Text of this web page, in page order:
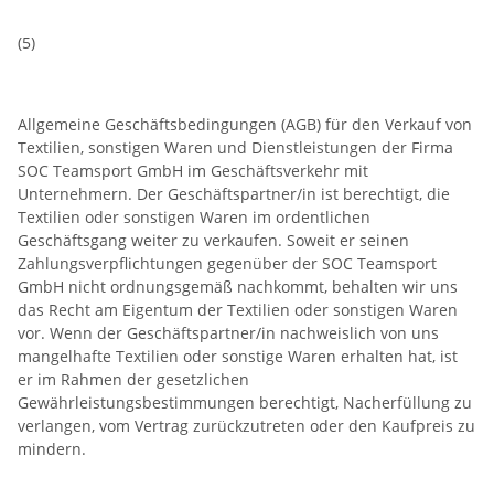
(5)
Allgemeine Geschäftsbedingungen (AGB) für den Verkauf von
Textilien, sonstigen Waren und Dienstleistungen der Firma
SOC Teamsport GmbH im Geschäftsverkehr mit
Unternehmern. Der Geschäftspartner/in ist berechtigt, die
Textilien oder sonstigen Waren im ordentlichen
Geschäftsgang weiter zu verkaufen. Soweit er seinen
Zahlungsverpflichtungen gegenüber der SOC Teamsport
GmbH nicht ordnungsgemäß nachkommt, behalten wir uns
das Recht am Eigentum der Textilien oder sonstigen Waren
vor. Wenn der Geschäftspartner/in nachweislich von uns
mangelhafte Textilien oder sonstige Waren erhalten hat, ist
er im Rahmen der gesetzlichen
Gewährleistungsbestimmungen berechtigt, Nacherfüllung zu
verlangen, vom Vertrag zurückzutreten oder den Kaufpreis zu
mindern.